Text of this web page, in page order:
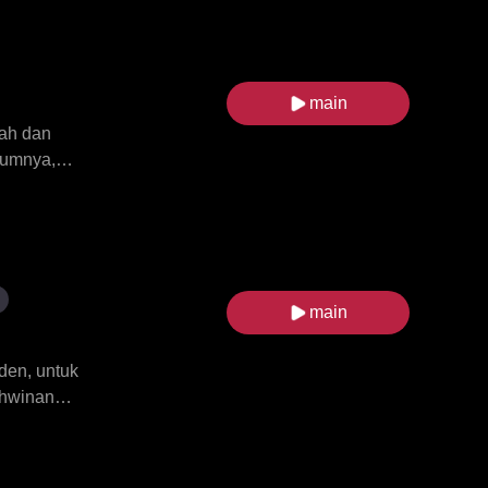
perebutan
dan
main
untuk
main